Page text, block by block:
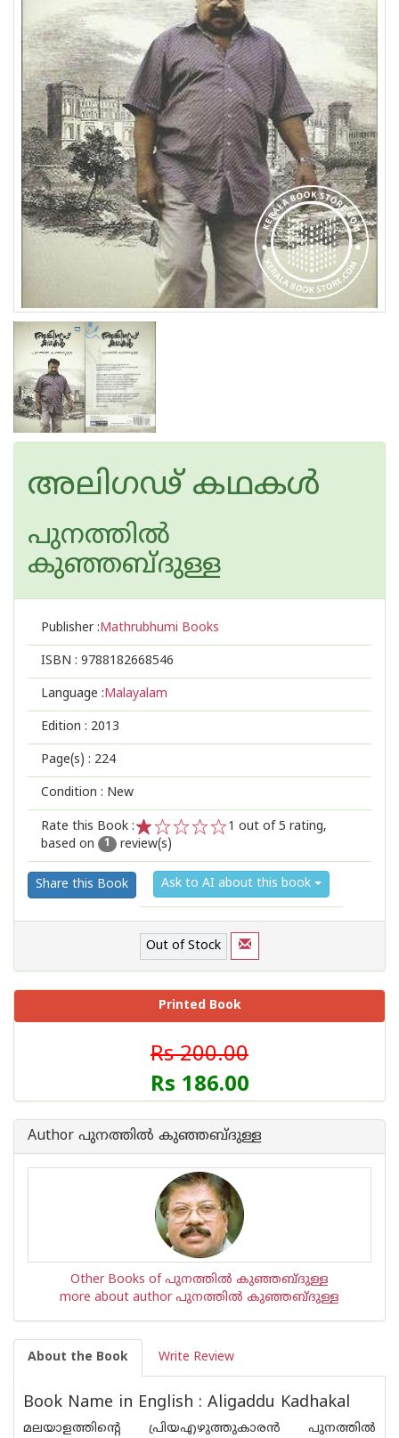
അലിഗഢ് കഥകള്‍
പുനത്തില്‍
കുഞ്ഞബ്ദുള്ള
Publisher :Mathrubhumi Books
ISBN : 9788182668546
Language :Malayalam
Edition : 2013
Page(s) : 224
Condition : New
Rate this Book :
2
1
1 out of 5 rating,
based on
1 review(s)
Share this Book Ask to AI about this book
Out of Stock
Printed Book
Rs 200.00
Rs 186.00
Author പുനത്തില്‍ കുഞ്ഞബ്ദുള്ള
Other Books of പുനത്തില്‍ കുഞ്ഞബ്ദുള്ള
more about author പുനത്തില്‍ കുഞ്ഞബ്ദുള്ള
About the Book Write Review
Book Name in English : Aligaddu Kadhakal
മലയാളത്തിന്റെ പ്രിയഎഴുത്തുകാരന്‍ പുനത്തില്‍